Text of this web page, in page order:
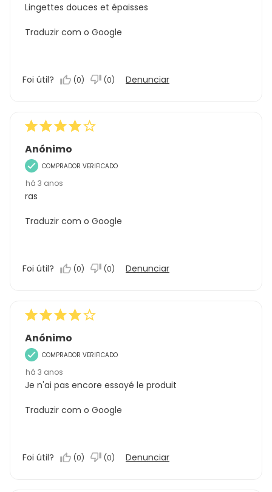
Lingettes douces et épaisses
Traduzir com o Google
Foi útil? (0) (0) Denunciar
Anónimo
COMPRADOR VERIFICADO
há 3 anos
ras
Traduzir com o Google
Foi útil? (0) (0) Denunciar
Anónimo
COMPRADOR VERIFICADO
há 3 anos
Je n'ai pas encore essayé le produit
Traduzir com o Google
Foi útil? (0) (0) Denunciar